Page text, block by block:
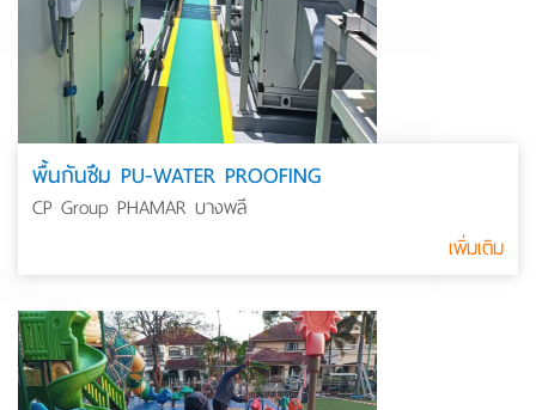
พื้นกันซึม PU-WATER PROOFING
CP Group PHAMAR บางพลี
เพิ่มเติม